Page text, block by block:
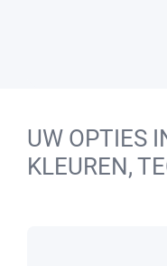
UW OPTIES
KLEUREN,